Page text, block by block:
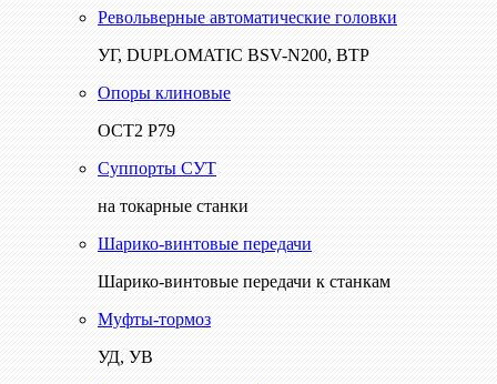
Револьверные автоматические головки
УГ, DUPLOMATIC BSV-N200, ВТР
Опоры клиновые
ОСТ2 Р79
Суппорты СУТ
на токарные станки
Шарико-винтовые передачи
Шарико-винтовые передачи к станкам
Муфты-тормоз
УД, УВ